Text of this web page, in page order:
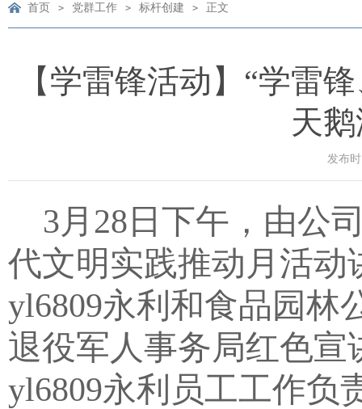
首页 > 党群工作 > 标杆创建 > 正文
【学雷锋活动】“学雷
天
发布
3月28日下午，由​公
代文明实践推动月活
yl6809永利和食品园林
退役军人事务局红色
yl6809永利员工工作负